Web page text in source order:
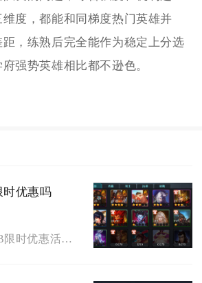
度，都能和同梯度热门英雄并
，练熟后完全能作为稳定上分选
强势英雄相比都不逊色。
时优惠吗
乱斗西游2存在RMB限时优惠活动，优惠不会长期常驻商城，仅会跟随各类主题活动周期性上线，想